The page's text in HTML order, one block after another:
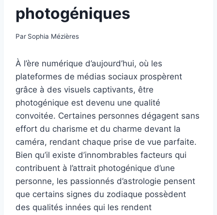
photogéniques
Par Sophia Mézières
À l’ère numérique d’aujourd’hui, où les
plateformes de médias sociaux prospèrent
grâce à des visuels captivants, être
photogénique est devenu une qualité
convoitée. Certaines personnes dégagent sans
effort du charisme et du charme devant la
caméra, rendant chaque prise de vue parfaite.
Bien qu’il existe d’innombrables facteurs qui
contribuent à l’attrait photogénique d’une
personne, les passionnés d’astrologie pensent
que certains signes du zodiaque possèdent
des qualités innées qui les rendent